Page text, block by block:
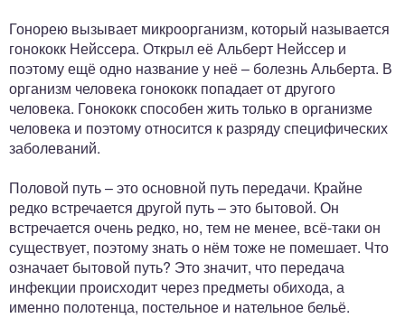
Гонорею вызывает микроорганизм, который называется
гонококк Нейссера. Открыл её Альберт Нейссер и
поэтому ещё одно название у неё – болезнь Альберта. В
организм человека гонококк попадает от другого
человека. Гонококк способен жить только в организме
человека и поэтому относится к разряду специфических
заболеваний.
Половой путь – это основной путь передачи. Крайне
редко встречается другой путь – это бытовой. Он
встречается очень редко, но, тем не менее, всё-таки он
существует, поэтому знать о нём тоже не помешает. Что
означает бытовой путь? Это значит, что передача
инфекции происходит через предметы обихода, а
именно полотенца, постельное и нательное бельё.